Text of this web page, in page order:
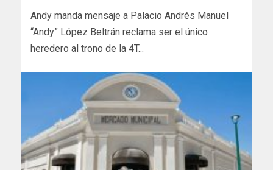
Andy manda mensaje a Palacio Andrés Manuel
“Andy” López Beltrán reclama ser el único
heredero al trono de la 4T...